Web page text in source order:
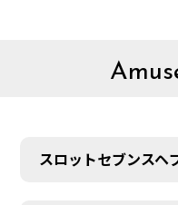
スロットセブンスヘ